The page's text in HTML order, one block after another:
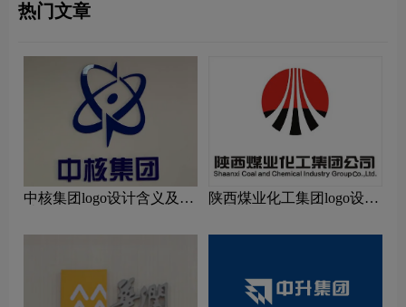
热门文章
中核集团logo设计含义及设
陕西煤业化工集团logo设计